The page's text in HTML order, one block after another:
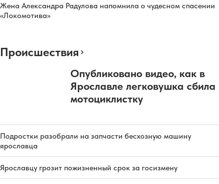
Жена Александра Радулова напомнила о чудесном спасении
«Локомотива»
Происшествия
Опубликовано видео, как в
Ярославле легковушка сбила
мотоциклистку
Подростки разобрали на запчасти бесхозную машину
ярославца
Ярославцу грозит пожизненный срок за госизмену